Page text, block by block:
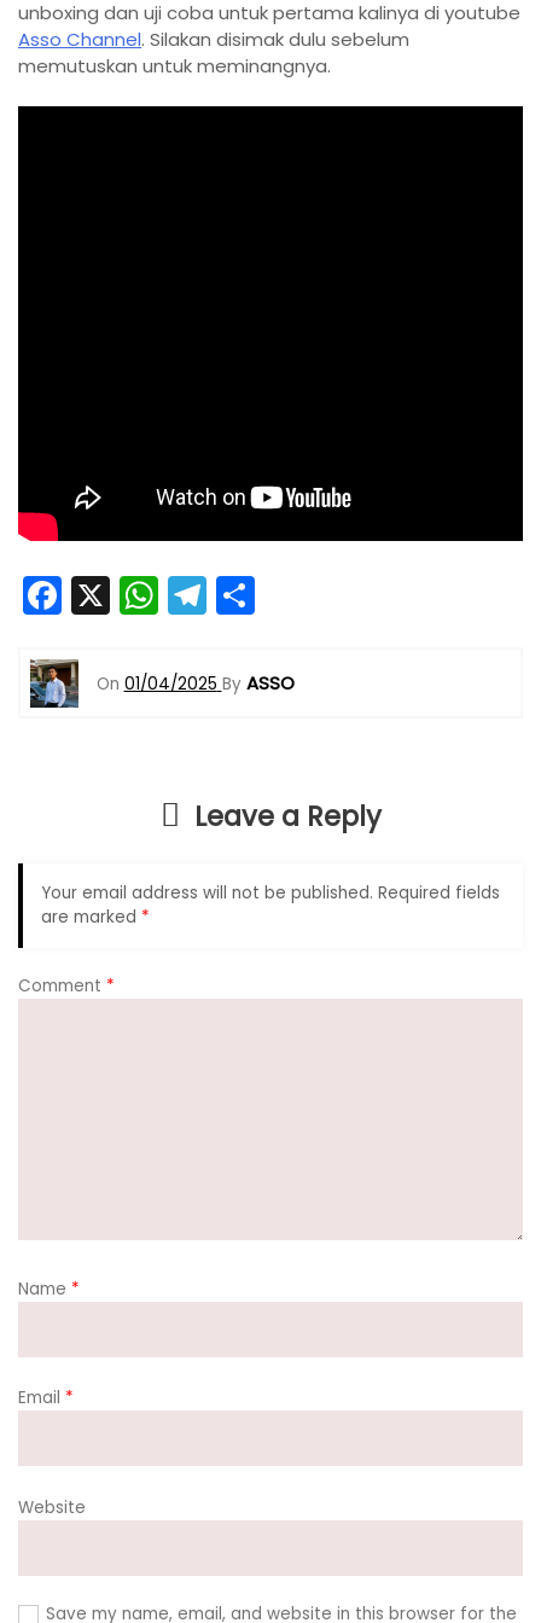
unboxing dan uji coba untuk pertama kalinya di youtube
Asso Channel. Silakan disimak dulu sebelum
memutuskan untuk meminangnya.
F
a
c
e
X W
h
a
ts
p
T
el
e
gr
ar
On 01/04/2025 By ASSO
Leave a Reply
Your email address will not be published. Required fields
are marked *
Comment *
Name *
Email *
Website
Save my name, email, and website in this browser for the